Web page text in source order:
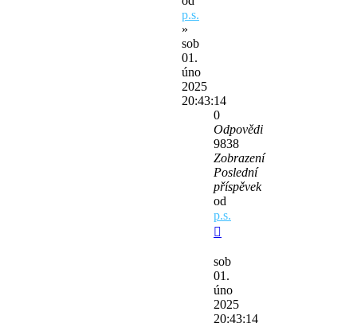
p.s.
»
sob
01.
úno
2025
20:43:14
0
Odpovědi
9838
Zobrazení
Poslední
příspěvek
od
p.s.
sob
01.
úno
2025
20:43:14